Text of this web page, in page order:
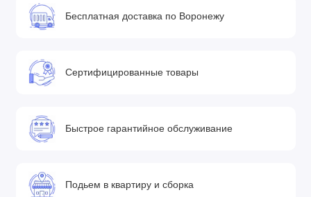
Бесплатная доставка по Воронежу
Сертифицированные товары
Быстрое гарантийное обслуживание
Подьем в квартиру и сборка